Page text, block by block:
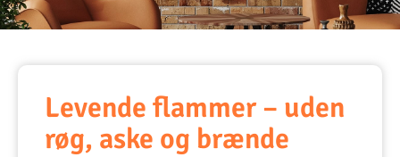
Levende flammer – uden
røg, aske og brænde